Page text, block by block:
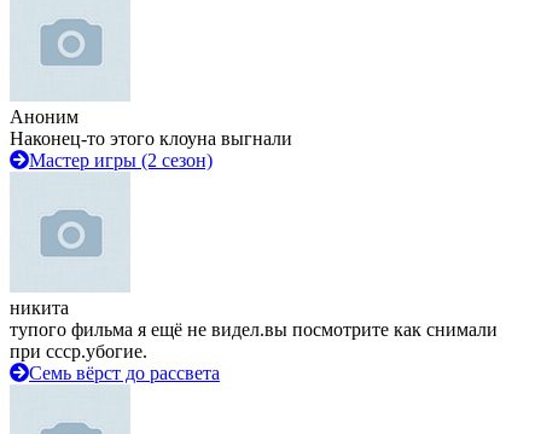
Аноним
Наконец-то этого клоуна выгнали
Мастер игры (2 сезон)
никита
тупого фильма я ещё не видел.вы посмотрите как снимали
при ссср.убогие.
Семь вёрст до рассвета